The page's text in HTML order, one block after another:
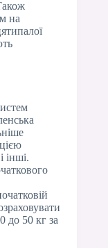
на
інші.
до 50 кг за